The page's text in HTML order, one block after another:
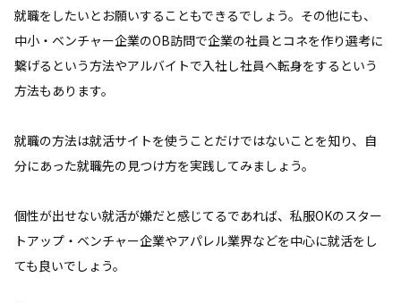
就職をしたいとお願いすることもできるでしょう。その他にも、
中小・ベンチャー企業のOB訪問で企業の社員とコネを作り選考に
繋げるという方法やアルバイトで入社し社員へ転身をするという
方法もあります。
就職の方法は就活サイトを使うことだけではないことを知り、自
分にあった就職先の見つけ方を実践してみましょう。
個性が出せない就活が嫌だと感じてるであれば、私服OKのスター
トアップ・ベンチャー企業やアパレル業界などを中心に就活をし
ても良いでしょう。